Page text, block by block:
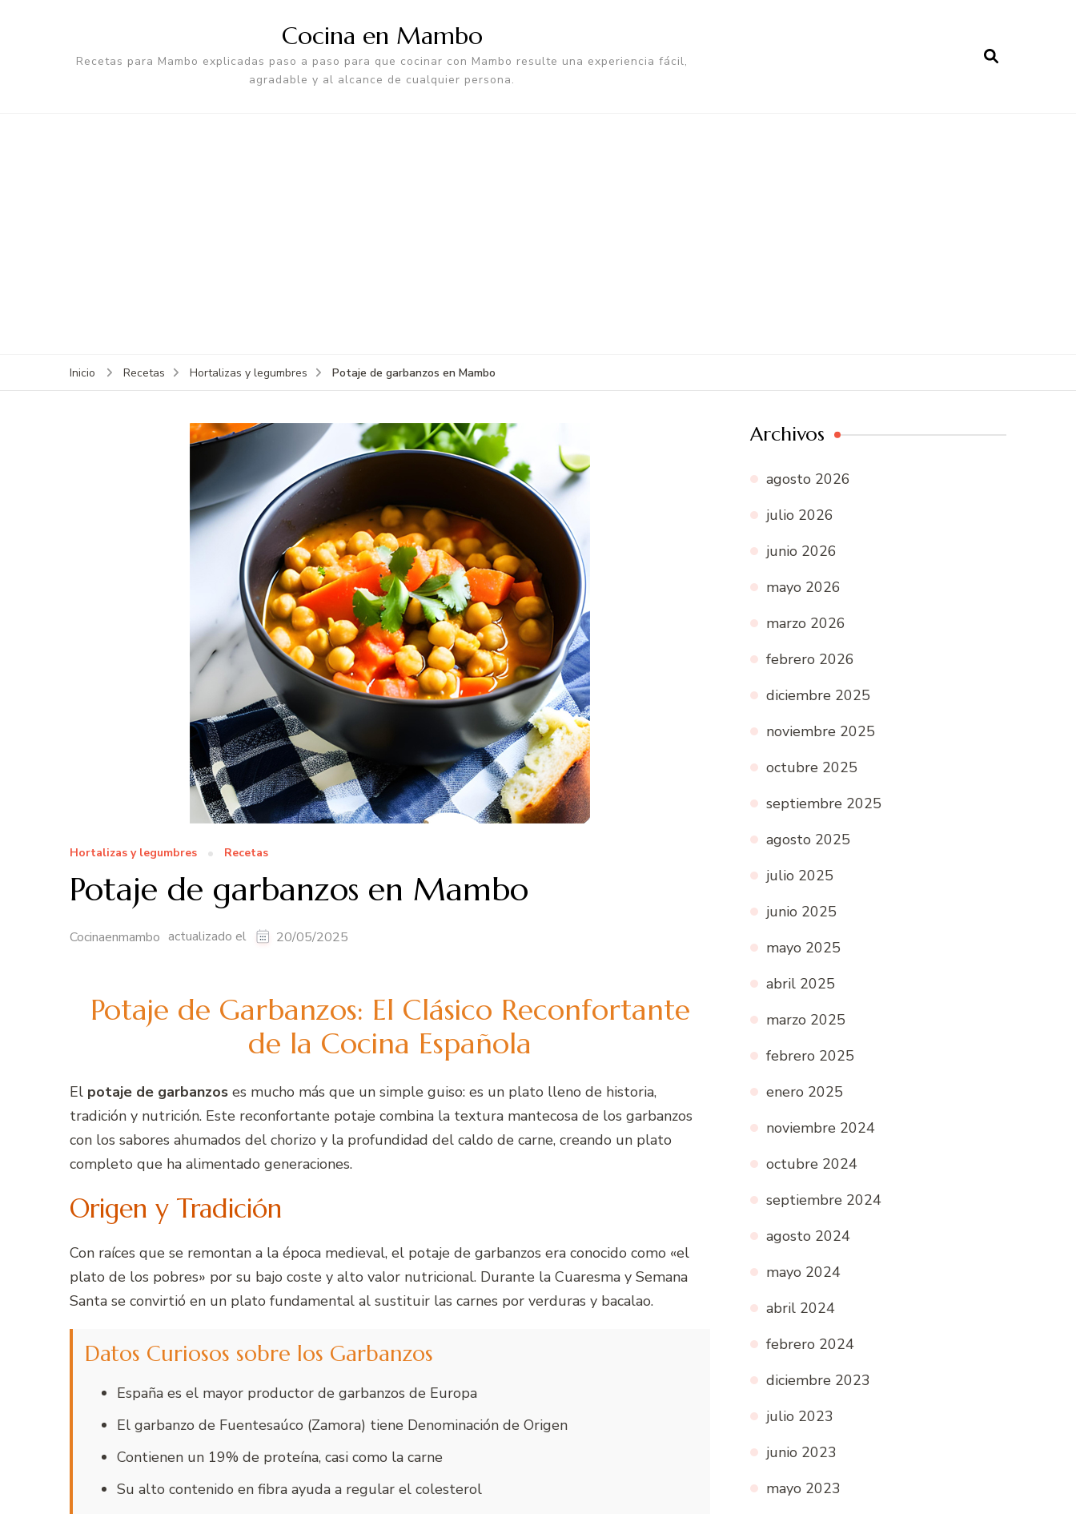
Cocina en Mambo
Recetas para Mambo explicadas paso a paso para que cocinar con Mambo resulte una experiencia fácil,
agradable y al alcance de cualquier persona.
Inicio Recetas Hortalizas y legumbres Potaje de garbanzos en Mambo
Hortalizas y legumbres Recetas
Potaje de garbanzos en Mambo
Cocinaenmambo actualizado el 20/05/2025
Potaje de Garbanzos: El Clásico Reconfortante
de la Cocina Española
El potaje de garbanzos es mucho más que un simple guiso: es un plato lleno de historia,
tradición y nutrición. Este reconfortante potaje combina la textura mantecosa de los garbanzos
con los sabores ahumados del chorizo y la profundidad del caldo de carne, creando un plato
completo que ha alimentado generaciones.
Origen y Tradición
Con raíces que se remontan a la época medieval, el potaje de garbanzos era conocido como «el
plato de los pobres» por su bajo coste y alto valor nutricional. Durante la Cuaresma y Semana
Santa se convirtió en un plato fundamental al sustituir las carnes por verduras y bacalao.
Datos Curiosos sobre los Garbanzos
España es el mayor productor de garbanzos de Europa
El garbanzo de Fuentesaúco (Zamora) tiene Denominación de Origen
Contienen un 19% de proteína, casi como la carne
Su alto contenido en fibra ayuda a regular el colesterol
Archivos
agosto 2026
julio 2026
junio 2026
mayo 2026
marzo 2026
febrero 2026
diciembre 2025
noviembre 2025
octubre 2025
septiembre 2025
agosto 2025
julio 2025
junio 2025
mayo 2025
abril 2025
marzo 2025
febrero 2025
enero 2025
noviembre 2024
octubre 2024
septiembre 2024
agosto 2024
mayo 2024
abril 2024
febrero 2024
diciembre 2023
julio 2023
junio 2023
mayo 2023